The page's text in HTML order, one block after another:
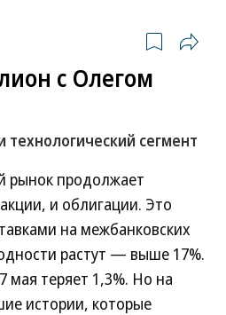
с Олегом
технологический сегмент
рынок продолжает
и облигации. Это
на межбанковских
растут — выше 17%.
теряет 1,3%. Но на
истории, которые